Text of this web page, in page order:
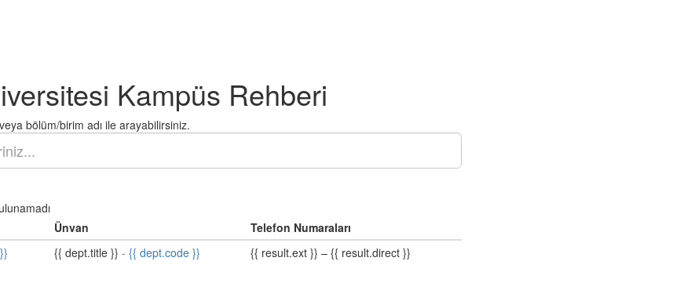
Kampüs Rehberi
bölüm/birim adı ile arayabilirsiniz.
Ünvan
Telefon Numaraları
{{ dept.title }} - {{ dept.code }} {{ result.ext }} – {{ result.direct }}